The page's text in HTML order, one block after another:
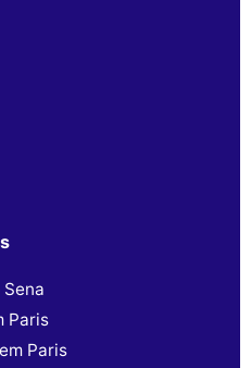
Paris
Paris